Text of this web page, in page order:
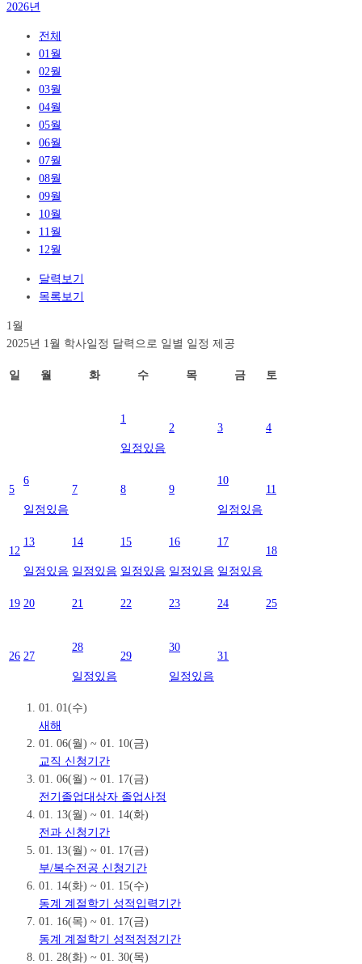
2026년
전체
01월
02월
03월
04월
05월
06월
07월
08월
09월
10월
11월
12월
달력보기
목록보기
1월
2025년 1월 학사일정 달력으로 일별 일정 제공
일 월 화 수 목 금 토
1
일정있음
2 3 4
5
6
일정있음
7 8 9
10
일정있음
11
12
13
일정있음
14
일정있음
15
일정있음
16
일정있음
17
일정있음
18
19 20 21 22 23 24 25
26 27
28
일정있음
29
30
일정있음
31
01. 01(수)
새해
01. 06(월) ~ 01. 10(금)
교직 신청기간
01. 06(월) ~ 01. 17(금)
전기졸업대상자 졸업사정
01. 13(월) ~ 01. 14(화)
전과 신청기간
01. 13(월) ~ 01. 17(금)
부/복수전공 신청기간
01. 14(화) ~ 01. 15(수)
동계 계절학기 성적입력기간
01. 16(목) ~ 01. 17(금)
동계 계절학기 성적정정기간
01. 28(화) ~ 01. 30(목)